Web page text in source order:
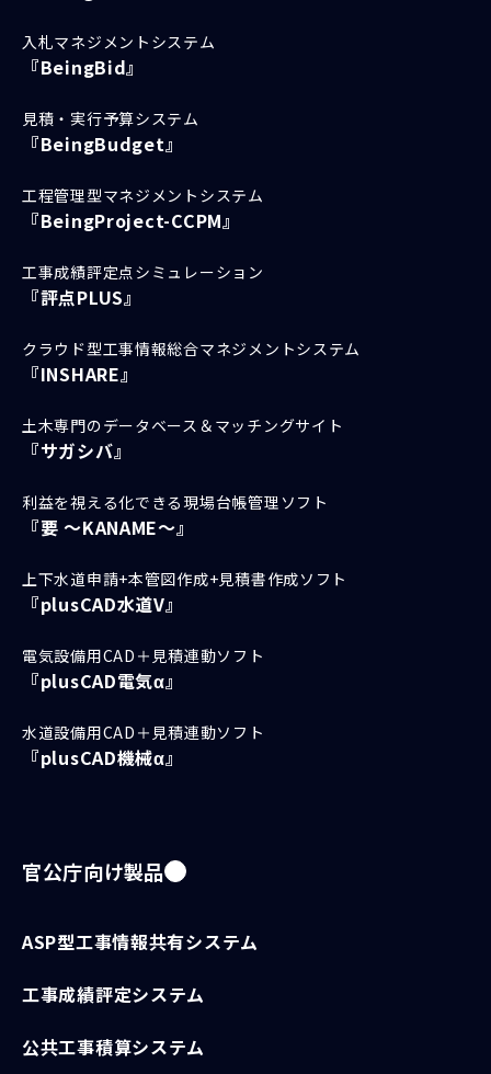
タを使用し、変更を加えない
でください。
ロゴ等の利用に関する権利を
第三者に譲渡、転貸しないで
ください。
サービス、製品がビーイング
ように誤認されるおそれのあ
る態様で、ロゴ等の利用をし
ビーイングまたはビーイング
し、またはビーイングの信用
を毀損するような方法でロゴ
等の利用をしないでくださ
い。
違法、反社会的勢力に関連す
る、または公序良俗に違反す
ロゴ等の利用はしないでくだ
さい。
ビーイングは、ロゴ等の利用
方法（掲載場所、サイズ、併
します。ビーイングが不適当
と判断した場合は、ロゴ等の
ります。この場合、ビーイン
グは利用者に対し、ロゴ等の
表示の削除、ロゴ等の表示物
件の回収等を請求することが
入札マネジメントシステム
『BeingBid』
見積・実行予算システム
『BeingBudget』
工程管理型マネジメントシステム
『BeingProject-CCPM』
工事成績評定点シミュレーション
『評点PLUS』
クラウド型工事情報総合マネジメントシステム
『INSHARE』
土木専門のデータベース＆マッチングサイト
『サガシバ』
利益を視える化できる現場台帳管理ソフト
『要 ～KANAME～』
上下水道申請+本管図作成+見積書作成ソフト
『plusCAD水道V』
電気設備用CAD＋見積連動ソフト
『plusCAD電気α』
水道設備用CAD＋見積連動ソフト
『plusCAD機械α』
官公庁向け製品
ASP型工事情報共有システム
工事成績評定システム
公共工事積算システム